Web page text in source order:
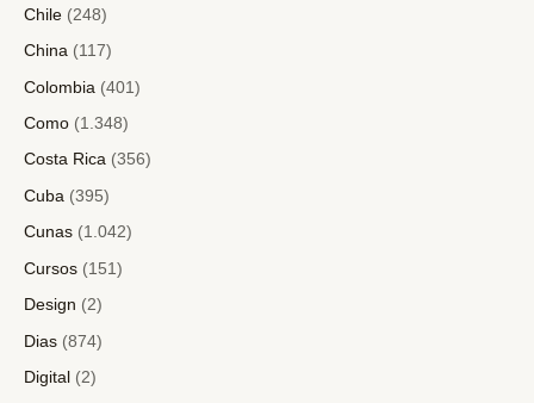
Chile (248)
China (117)
Colombia (401)
Como (1.348)
Costa Rica (356)
Cuba (395)
Cunas (1.042)
Cursos (151)
Design (2)
Dias (874)
Digital (2)